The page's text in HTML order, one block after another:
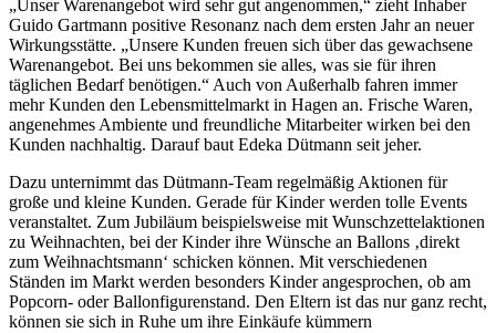
„Unser Warenangebot wird sehr gut angenommen,“ zieht Inhaber
Guido Gartmann positive Resonanz nach dem ersten Jahr an neuer
Wirkungsstätte. „Unsere Kunden freuen sich über das gewachsene
Warenangebot. Bei uns bekommen sie alles, was sie für ihren
täglichen Bedarf benötigen.“ Auch von Außerhalb fahren immer
mehr Kunden den Lebensmittelmarkt in Hagen an. Frische Waren,
angenehmes Ambiente und freundliche Mitarbeiter wirken bei den
Kunden nachhaltig. Darauf baut Edeka Dütmann seit jeher.
Dazu unternimmt das Dütmann-Team regelmäßig Aktionen für
große und kleine Kunden. Gerade für Kinder werden tolle Events
veranstaltet. Zum Jubiläum beispielsweise mit Wunschzettelaktionen
zu Weihnachten, bei der Kinder ihre Wünsche an Ballons ‚direkt
zum Weihnachtsmann‘ schicken können. Mit verschiedenen
Ständen im Markt werden besonders Kinder angesprochen, ob am
Popcorn- oder Ballonfigurenstand. Den Eltern ist das nur ganz recht,
können sie sich in Ruhe um ihre Einkäufe kümmern